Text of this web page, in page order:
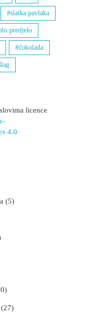
slatka pavlaka
predjelo
čokolada
licence
4.0
(5)
(27)